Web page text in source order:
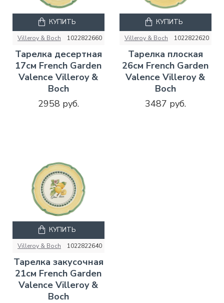
Villeroy & Boch 1022822660
Тарелка десертная
17см French Garden
Valence Villeroy &
Boch
2958 руб.
КУПИТЬ
Villeroy & Boch 1022822620
Тарелка плоская
26см French Garden
Valence Villeroy &
Boch
3487 руб.
КУПИТЬ
Villeroy & Boch 1022822640
Тарелка закусочная
21см French Garden
Valence Villeroy &
Boch
КУПИТЬ